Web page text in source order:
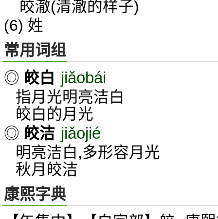
皎澈(清澈的样子)
(6) 姓
常用词组
◎ 皎白 jiǎobái
指月光明亮洁白
皎白的月光
◎ 皎洁 jiǎojié
明亮洁白,多形容月光
秋月皎洁
康熙字典